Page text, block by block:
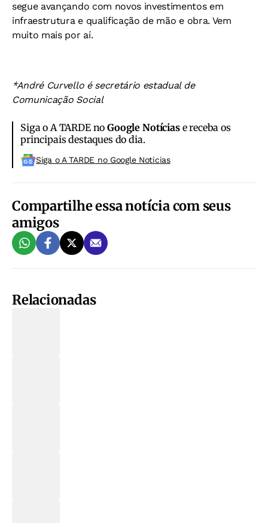
segue avançando com novos investimentos em
infraestrutura e qualificação de mão e obra. Vem
muito mais por aí.
*André Curvello é secretário estadual de
Comunicação Social
Siga o A TARDE noGoogle Notíciase receba os
principais destaques do dia.
Siga o A TARDE no Google Noticias
Compartilhe essa notícia com seus
amigos
Relacionadas